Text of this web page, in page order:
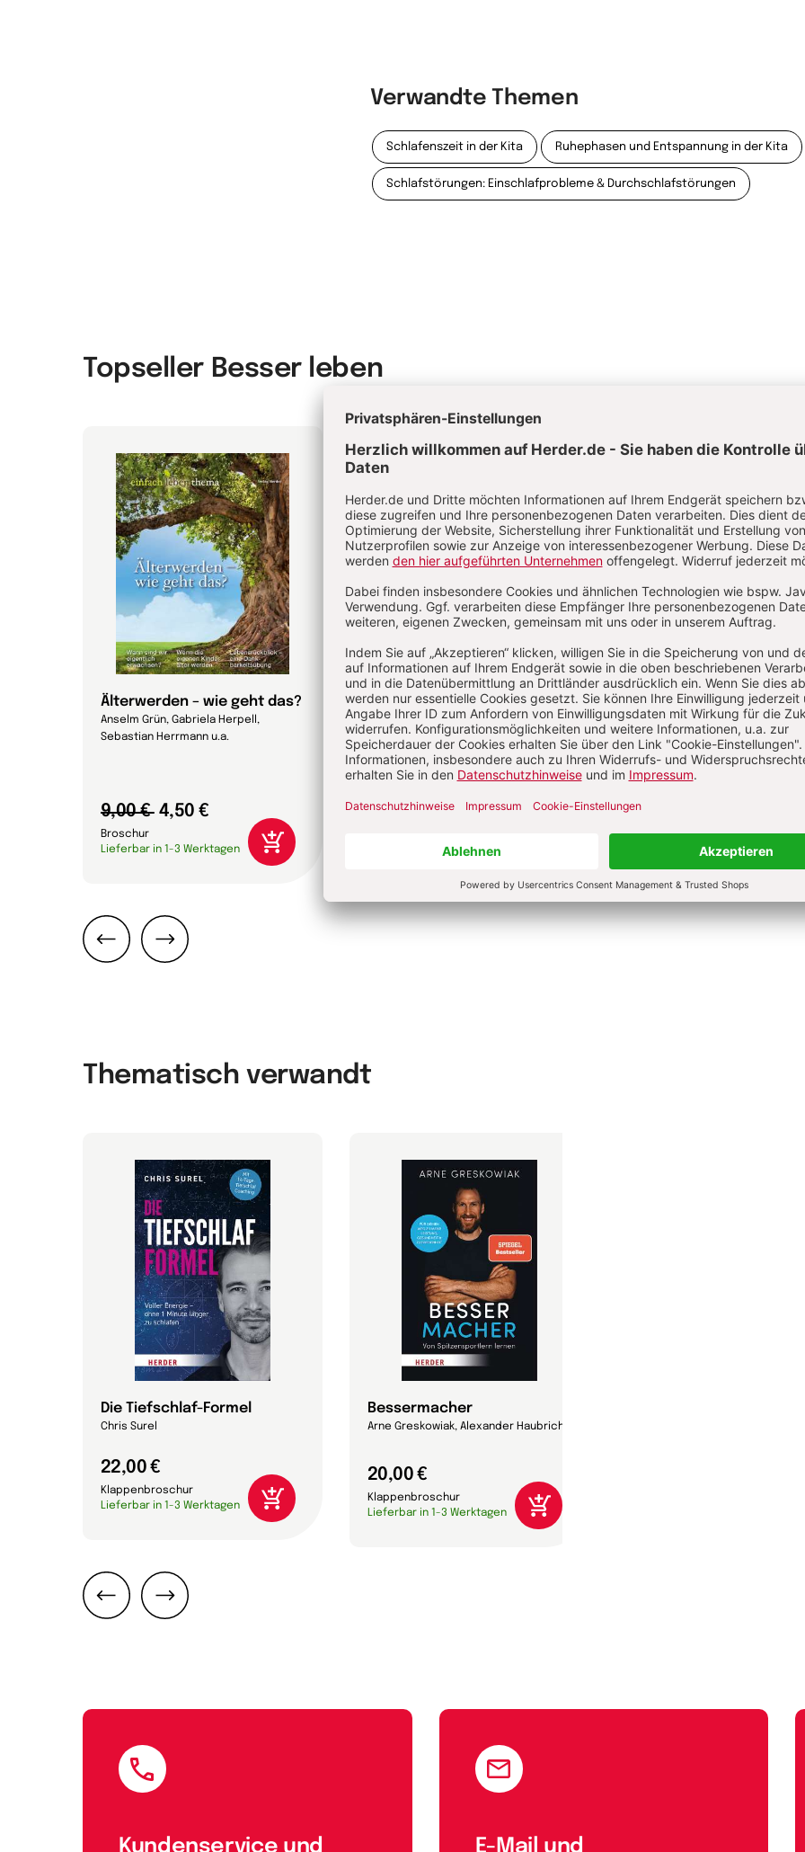
Verwandte Themen
Schlafenszeit in der Kita Ruhephasen und Entspannung in der Kita
Schlafstörungen: Einschlafprobleme & Durchschlafstörungen
Topseller Besser leben
Älterwerden – wie geht das?
Anselm Grün, Gabriela Herpell,
Sebastian Herrmann u.a.
9,00 € 4,50 €
Broschur
Lieferbar in 1-3 Werktagen
Wie die Zeit vergeht
Rudolf Walter, Julia Sterthoff,
Bernhard Uhde u.a.
10,00 € 4,50 €
Lieferbar in 1-3 Werktagen
Glücksfaktor
Anselm Grün, Lorenz Marti,
Walter u.a.
9,00 €
Broschur
Lieferbar in 1-3 Werktagen
Thematisch verwandt
Die Tiefschlaf-Formel
Chris Surel
22,00 €
Klappenbroschur
Lieferbar in 1-3 Werktagen
Bessermacher
Arne Greskowiak, Alexander Haubrichs
20,00 €
Klappenbroschur
Lieferbar in 1-3 Werktagen
Kundenservice und E-Mail und